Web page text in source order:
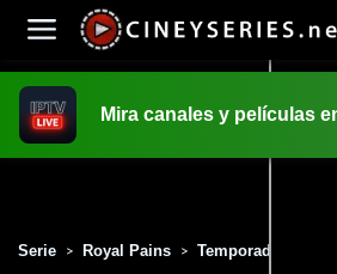
Mira canales y películas
Serie > Royal Pains > Temporada 8